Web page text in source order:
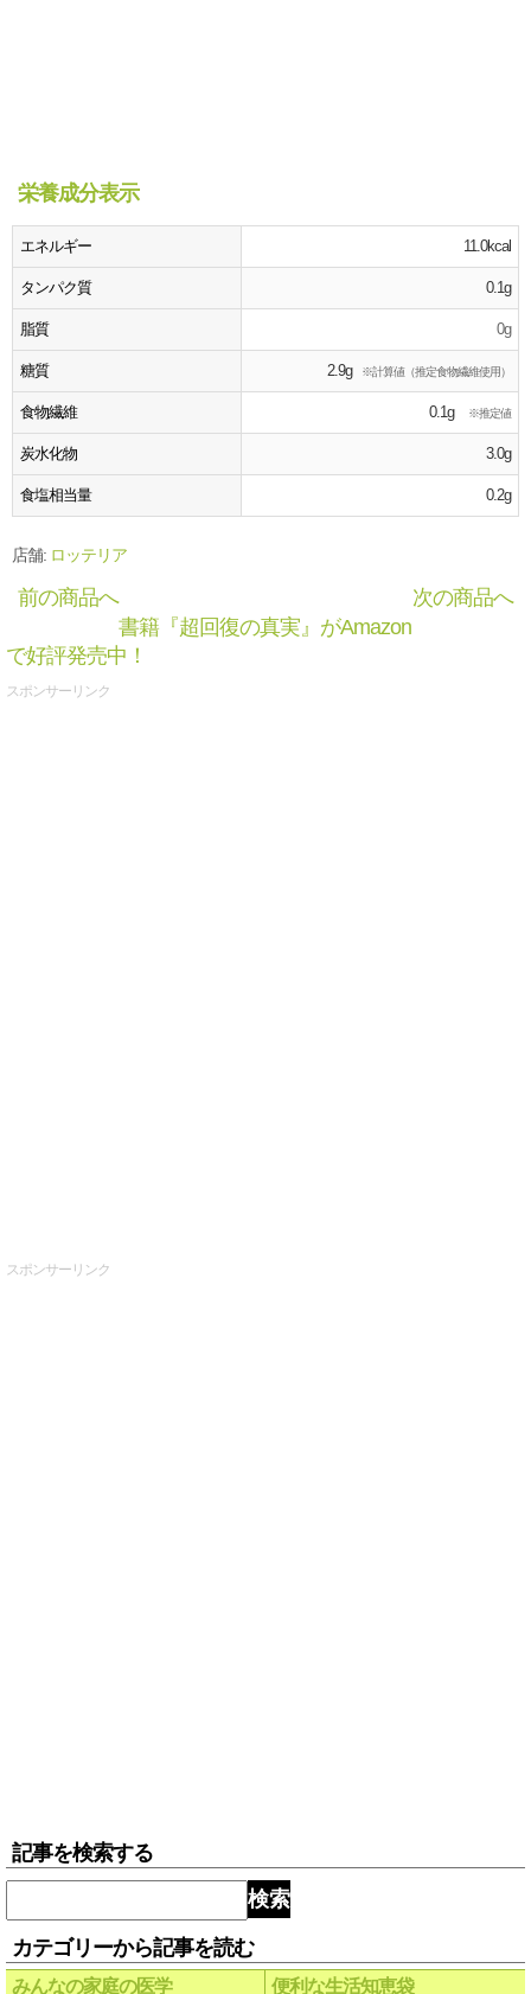
栄養成分表示
エネルギー 11.0kcal
タンパク質 0.1g
脂質 0g
糖質 2.9g ※計算値（推定食物繊維使用）
食物繊維 0.1g ※推定値
炭水化物 3.0g
食塩相当量 0.2g
店舗: ロッテリア
前の商品へ
次の商品へ
書籍『超回復の真実』がAmazon
で好評発売中！
スポンサーリンク
スポンサーリンク
記事を検索する
検索
カテゴリーから記事を読む
みんなの家庭の医学 便利な生活知恵袋